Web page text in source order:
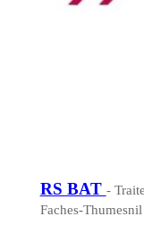
RS BAT -
Faches-Thumesnil